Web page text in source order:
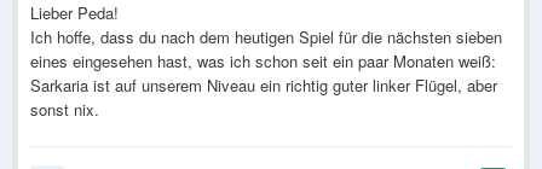
Lieber Peda!
Ich hoffe, dass du nach dem heutigen Spiel für die nächsten sieben
eines eingesehen hast, was ich schon seit ein paar Monaten weiß:
Sarkaria ist auf unserem Niveau ein richtig guter linker Flügel, aber
sonst nix.